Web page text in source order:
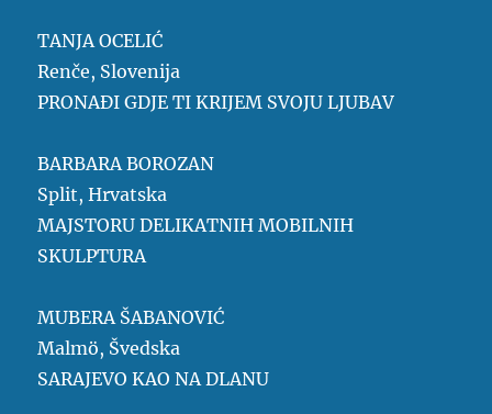
TANJA OCELIĆ
Renče, Slovenija
PRONAĐI GDJE TI KRIJEM SVOJU LJUBAV
BARBARA BOROZAN
Split, Hrvatska
MAJSTORU DELIKATNIH MOBILNIH
SKULPTURA
MUBERA ŠABANOVIĆ
Malmö, Švedska
SARAJEVO KAO NA DLANU